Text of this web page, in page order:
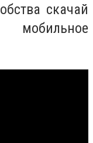
скачай